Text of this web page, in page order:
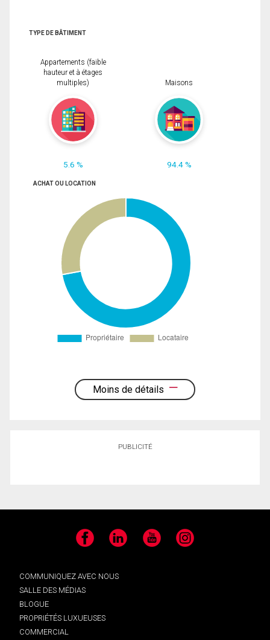
TYPE DE BÂTIMENT
Appartements (faible
hauteur et à étages
multiples)
5.6 %
Maisons
94.4 %
ACHAT OU LOCATION
Moins de détails
PUBLICITÉ
Facebook LinkedIn YouTube Instagram
COMMUNIQUEZ AVEC NOUS
SALLE DES MÉDIAS
BLOGUE
PROPRIÉTÉS LUXUEUSES
COMMERCIAL